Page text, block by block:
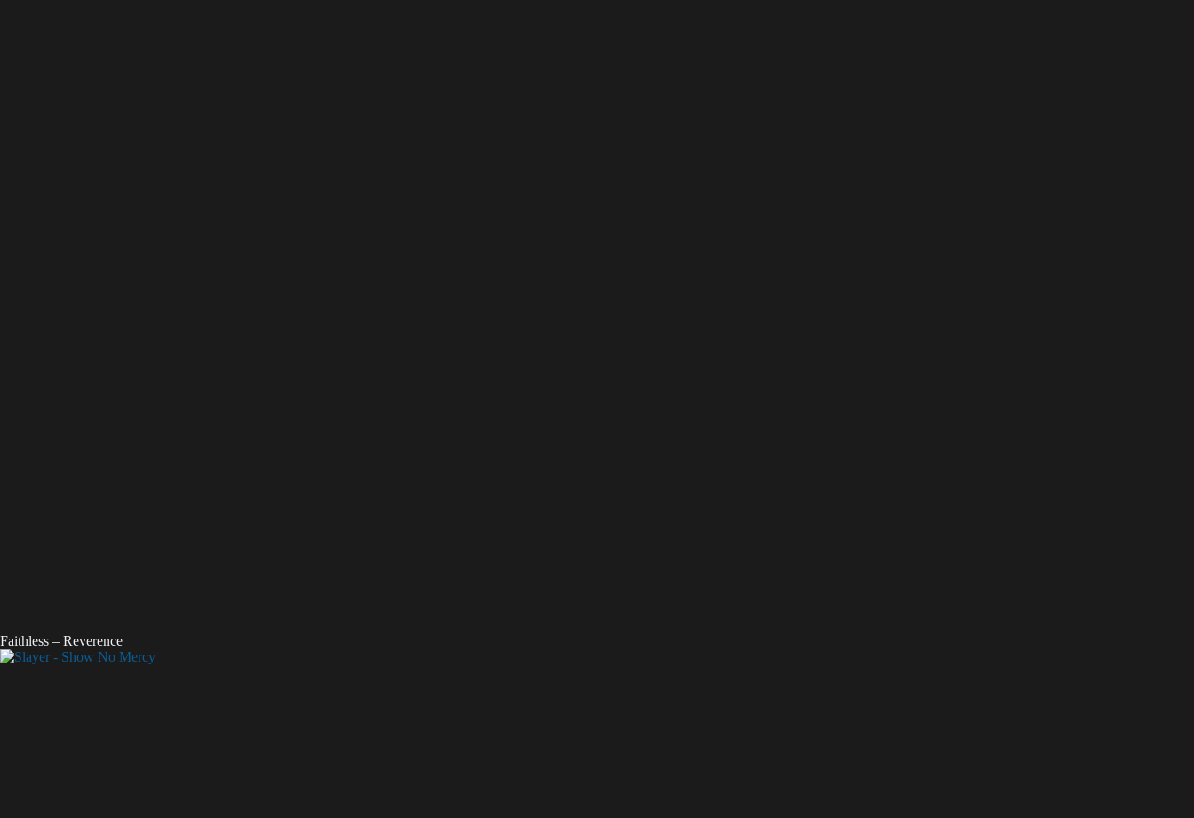
Faithless – Reverence